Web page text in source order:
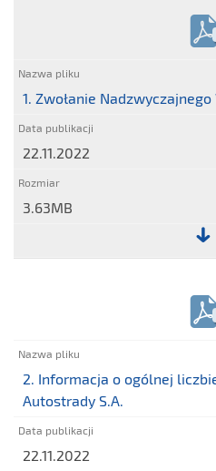
1. Zwołanie
22.11.2022
3.63MB
Plik:
Walnego
Zgromadzenia
2. Informacja o ogólnej
Autostrady S.A.
22.11.2022